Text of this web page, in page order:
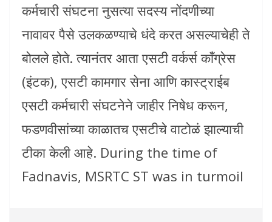
कर्मचारी संघटना नुसत्या सदस्य नोंदणीच्या
नावावर पैसे उलकळण्याचे धंदे करत असल्याचेही ते
बोलले होते. त्यानंतर आता एसटी वर्कर्स काँग्रेस
(इंटक), एसटी कामगार सेना आणि कास्ट्राईब
एसटी कर्मचारी संघटनेने जाहीर निषेध करून,
फडणवीसांच्या काळातच एसटीचे वाटोळं झाल्याची
टीका केली आहे. During the time of
Fadnavis, MSRTC ST was in turmoil